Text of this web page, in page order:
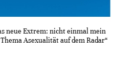
neue Extrem: nicht einmal mein
Asexualität auf dem Radar“